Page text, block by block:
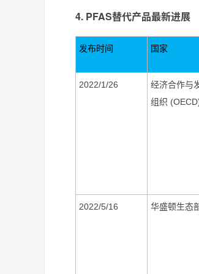
4. PFAS替代产品最新进展
发布时间 国家
2022/1/26
经济合作与
组织
2022/5/16 华盛顿生态